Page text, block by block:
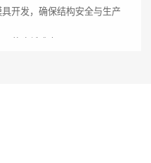
开发，确保结构安全与生产